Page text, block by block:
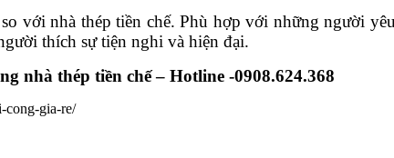
với nhà thép tiền chế. Phù hợp với những người
thích sự tiện nghi và hiện đại.
nhà thép tiền chế – Hotline -0908.624.368
cong-gia-re/